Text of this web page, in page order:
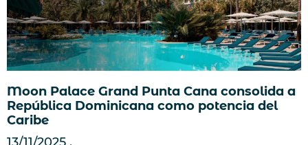
Moon Palace Grand Punta Cana consolida a
República Dominicana como potencia del
Caribe